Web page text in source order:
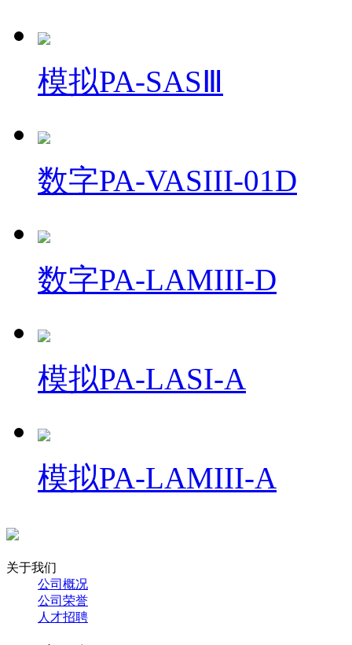
模拟PA-SASⅢ
数字PA-VASIII-01D
数字PA-LAMIII-D
模拟PA-LASI-A
模拟PA-LAMIII-A
关于我们
公司概况
公司荣誉
人才招聘